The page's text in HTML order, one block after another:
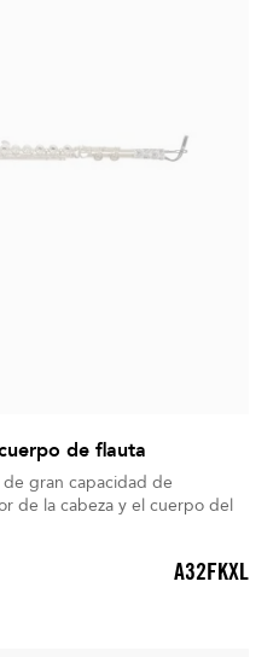
de flauta
gran capacidad de
de la cabeza y el cuerpo del
A32FKXL